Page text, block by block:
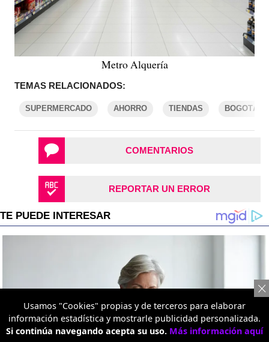
Metro Alquería
TEMAS RELACIONADOS:
SUPERMERCADO AHORRO TIENDAS BOGOTÁ
COMENTARIOS
REPORTAR UN ERROR
Usamos "Cookies" propias y de terceros para elaborar
información estadística y mostrarle publicidad personalizada.
Si continúa navegando acepta su uso. Más información aquí